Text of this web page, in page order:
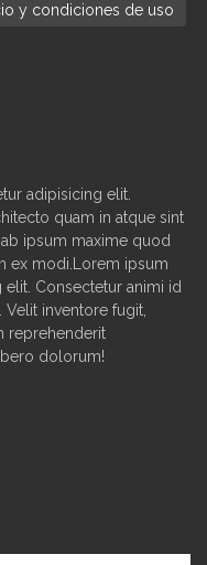
y condiciones de uso
adipisicing elit.
quam in atque sint
ipsum maxime quod
ex modi.Lorem ipsum
Consectetur animi id
inventore fugit,
reprehenderit
dolorum!